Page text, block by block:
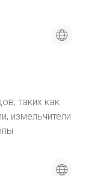
таких как
измельчители